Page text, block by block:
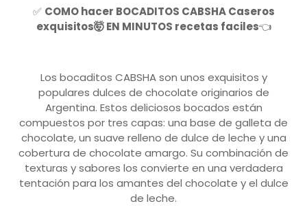
✅ COMO hacer BOCADITOS CABSHA Caseros
exquisitos🤯 EN MINUTOS recetas faciles👈
Los bocaditos CABSHA son unos exquisitos y
populares dulces de chocolate originarios de
Argentina. Estos deliciosos bocados están
compuestos por tres capas: una base de galleta de
chocolate, un suave relleno de dulce de leche y una
cobertura de chocolate amargo. Su combinación de
texturas y sabores los convierte en una verdadera
tentación para los amantes del chocolate y el dulce
de leche.